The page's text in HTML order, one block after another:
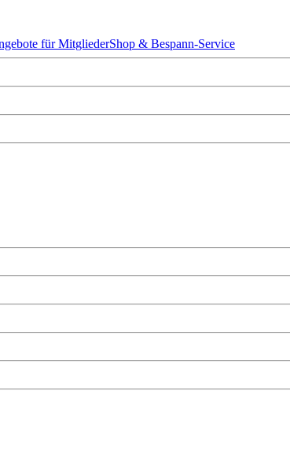
für MitgliederShop & Bespann-Service